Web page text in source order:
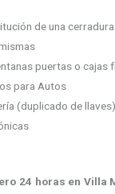
de una cerradura
puertas o cajas
para Autos
(duplicado de llaves)
24 horas en Villa